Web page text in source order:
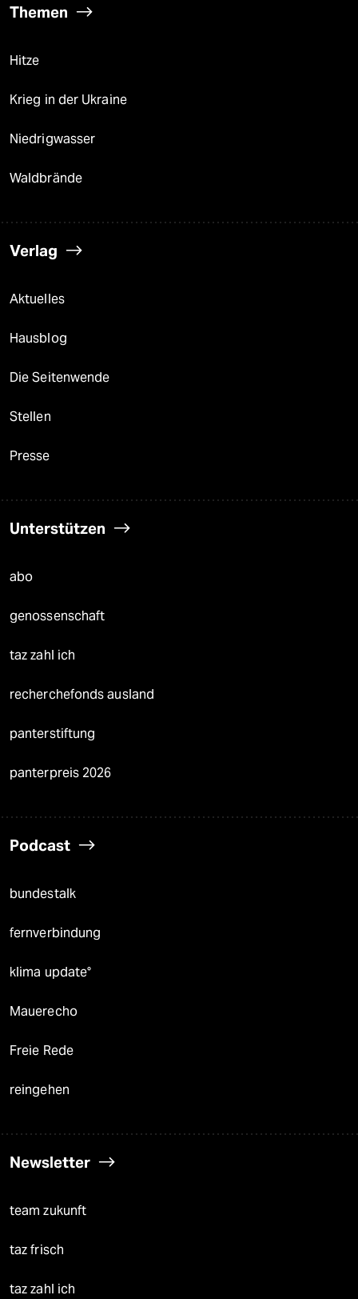
Themen
Hitze
Krieg in der Ukraine
Niedrigwasser
Waldbrände
Verlag
Aktuelles
Hausblog
Die Seitenwende
Stellen
Presse
Unterstützen
abo
genossenschaft
taz zahl ich
recherchefonds ausland
panterstiftung
panterpreis 2026
Podcast
bundestalk
fernverbindung
klima update°
Mauerecho
Freie Rede
reingehen
Newsletter
team zukunft
taz frisch
taz zahl ich